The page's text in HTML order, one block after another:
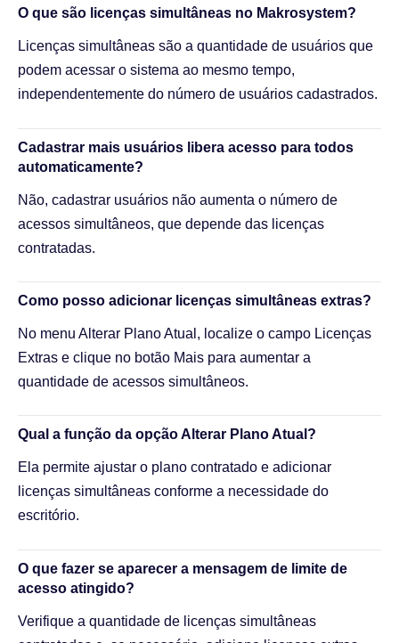
O que são licenças simultâneas no Makrosystem?
Licenças simultâneas são a quantidade de usuários que
podem acessar o sistema ao mesmo tempo,
independentemente do número de usuários cadastrados.
Cadastrar mais usuários libera acesso para todos
automaticamente?
Não, cadastrar usuários não aumenta o número de
acessos simultâneos, que depende das licenças
contratadas.
Como posso adicionar licenças simultâneas extras?
No menu Alterar Plano Atual, localize o campo Licenças
Extras e clique no botão Mais para aumentar a
quantidade de acessos simultâneos.
Qual a função da opção Alterar Plano Atual?
Ela permite ajustar o plano contratado e adicionar
licenças simultâneas conforme a necessidade do
escritório.
O que fazer se aparecer a mensagem de limite de
acesso atingido?
Verifique a quantidade de licenças simultâneas